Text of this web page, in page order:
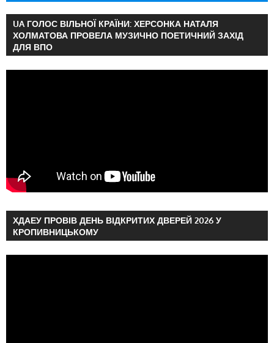
UA ГОЛОС ВІЛЬНОЇ КРАЇНИ: ХЕРСОНКА НАТАЛЯ
ХОЛМАТОВА ПРОВЕЛА МУЗИЧНО ПОЕТИЧНИЙ ЗАХІД
ДЛЯ ВПО
ХДАЕУ ПРОВІВ ДЕНЬ ВІДКРИТИХ ДВЕРЕЙ 2026 У
КРОПИВНИЦЬКОМУ